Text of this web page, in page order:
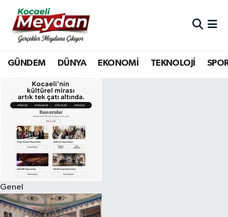
GÜNDEM DÜNYA EKONOMİ TEKNOLOJİ
Genel
Nöbetçi Eczaneler
Hava Durumu
Trafik Durumu
Süper Lig Puan Durumu ve Fikstür
Tüm Manşetler
Son Dakika Haberleri
Haber Arşivi